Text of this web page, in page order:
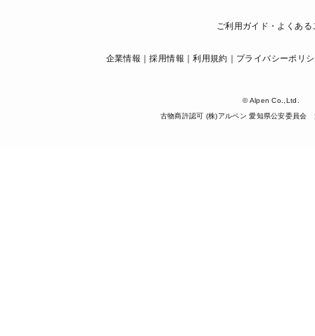
ご利用ガイド・よくある
企業情報 採用情報 利用規約 プライバシーポリ
© Alpen Co.,Ltd.
古物商許認可 (株)アルペン 愛知県公安委員